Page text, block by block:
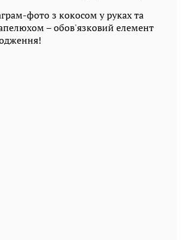
фото з кокосом у руках та
– обов'язковий елемент